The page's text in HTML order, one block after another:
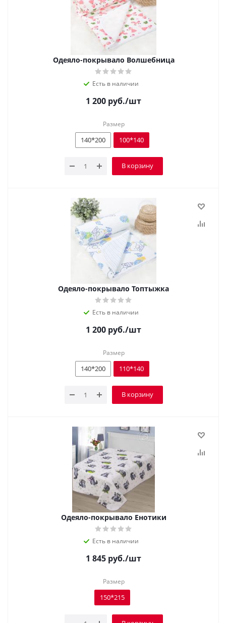
Одеяло-покрывало Волшебница
Есть в наличии
1 200 руб./шт
Размер
140*200 100*140
В корзину
Одеяло-покрывало Топтыжка
Есть в наличии
1 200 руб./шт
Размер
140*200 110*140
В корзину
Одеяло-покрывало Енотики
Есть в наличии
1 845 руб./шт
Размер
150*215